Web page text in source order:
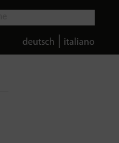
deutsch italiano